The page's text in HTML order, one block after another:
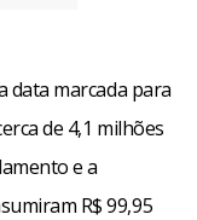
data marcada para
de 4,1 milhões
e a
R$ 99,95